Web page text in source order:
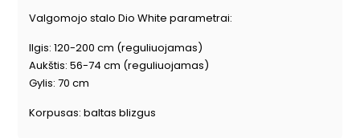
Valgomojo stalo Dio White parametrai:
Ilgis: 120-200 cm (reguliuojamas)
Aukštis: 56-74 cm (reguliuojamas)
Gylis: 70 cm
Korpusas: baltas blizgus